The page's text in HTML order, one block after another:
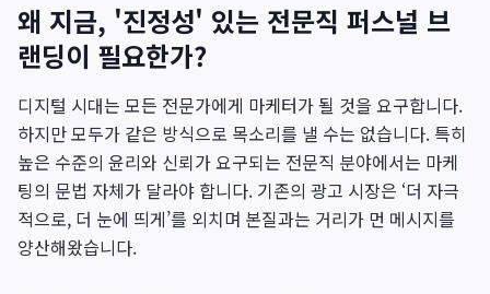
왜 지금, '진정성' 있는 전문직 퍼스널 브
랜딩이 필요한가?
디지털 시대는 모든 전문가에게 마케터가 될 것을 요구합니다.
하지만 모두가 같은 방식으로 목소리를 낼 수는 없습니다. 특히
높은 수준의 윤리와 신뢰가 요구되는 전문직 분야에서는 마케
팅의 문법 자체가 달라야 합니다. 기존의 광고 시장은 ‘더 자극
적으로, 더 눈에 띄게’를 외치며 본질과는 거리가 먼 메시지를
양산해왔습니다.